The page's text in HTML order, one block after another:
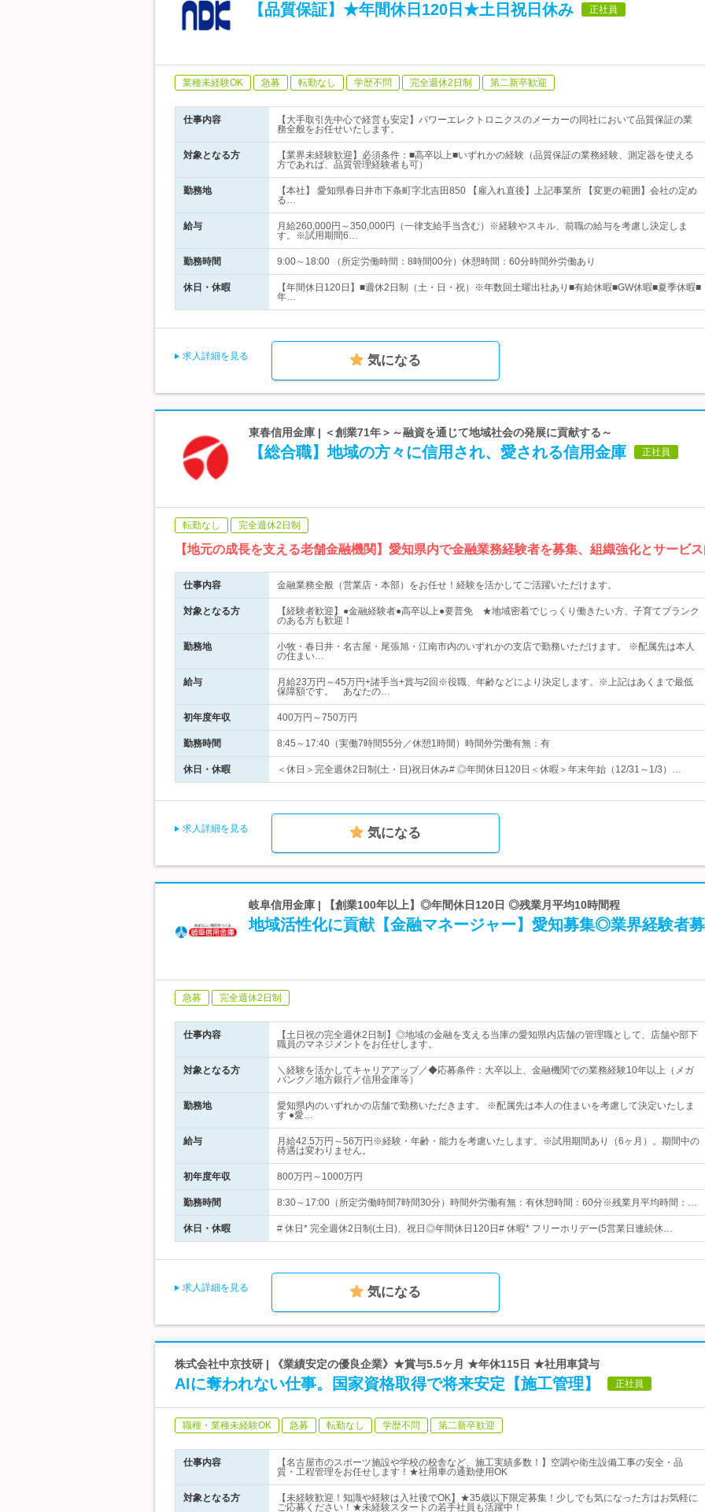
【品質保証】★年間休日120日★土日祝日休み 正社員
業種未経験OK 急募 転勤なし 学歴不問 完全週休2日制 第二新卒歓迎
仕事内容
【大手取引先中心で経営も安定】パワーエレクトロニクスのメーカーの同社において品質保証の業
務全般をお任せいたします。
対象となる方
【業界未経験歓迎】必須条件：■高卒以上■いずれかの経験（品質保証の業務経験、測定器を使える
方であれば、品質管理経験者も可）
勤務地
【本社】 愛知県春日井市下条町字北吉田850 【雇入れ直後】上記事業所 【変更の範囲】会社の定め
る…
給与
月給260,000円～350,000円（一律支給手当含む）※経験やスキル、前職の給与を考慮し決定しま
す。※試用期間6…
勤務時間 9:00～18:00 （所定労働時間：8時間00分）休憩時間：60分時間外労働あり
休日・休暇
【年間休日120日】■週休2日制（土・日・祝）※年数回土曜出社あり■有給休暇■GW休暇■夏季休暇■
年…
求人詳細を見る 気になる
東春信用金庫 | ＜創業71年＞～融資を通じて地域社会の発展に貢献する～
【総合職】地域の方々に信用され、愛される信用金庫 正社員
転勤なし 完全週休2日制
【地元の成長を支える老舗金融機関】愛知県内で金融業務経験者を募集、組織強化とサービ
仕事内容 金融業務全般（営業店・本部）をお任せ！経験を活かしてご活躍いただけます。
対象となる方
【経験者歓迎】●金融経験者●高卒以上●要普免 ★地域密着でじっくり働きたい方、子育てブランク
のある方も歓迎！
勤務地
小牧・春日井・名古屋・尾張旭・江南市内のいずれかの支店で勤務いただけます。 ※配属先は本人
の住まい…
給与
月給23万円～45万円+諸手当+賞与2回※役職、年齢などにより決定します。※上記はあくまで最低
保障額です。 あなたの…
初年度年収 400万円～750万円
勤務時間 8:45～17:40（実働7時間55分／休憩1時間）時間外労働有無：有
休日・休暇 ＜休日＞完全週休2日制(土・日)祝日休み# ◎年間休日120日＜休暇＞年末年始（12/31～1/3）…
求人詳細を見る 気になる
岐阜信用金庫 | 【創業100年以上】◎年間休日120日 ◎残業月平均10時間程
地域活性化に貢献【金融マネージャー】愛知募集◎業界経験者
急募 完全週休2日制
仕事内容
【土日祝の完全週休2日制】◎地域の金融を支える当庫の愛知県内店舗の管理職として、店舗や部下
職員のマネジメントをお任せします。
対象となる方
＼経験を活かしてキャリアアップ／◆応募条件：大卒以上、金融機関での業務経験10年以上（メガ
バンク／地方銀行／信用金庫等）
勤務地
愛知県内のいずれかの店舗で勤務いただきます。 ※配属先は本人の住まいを考慮して決定いたしま
す ●愛…
給与
月給42.5万円～56万円※経験・年齢・能力を考慮いたします。※試用期間あり（6ヶ月）。期間中の
待遇は変わりません。
初年度年収 800万円～1000万円
勤務時間 8:30～17:00（所定労働時間7時間30分）時間外労働有無：有休憩時間：60分※残業月平均時間：…
休日・休暇 # 休日* 完全週休2日制(土日)、祝日◎年間休日120日# 休暇* フリーホリデー(5営業日連続休…
求人詳細を見る 気になる
株式会社中京技研 | 《業績安定の優良企業》★賞与5.5ヶ月 ★年休115日 ★社用車貸与
AIに奪われない仕事。国家資格取得で将来安定【施工管理】 正社員
職種・業種未経験OK 急募 転勤なし 学歴不問 第二新卒歓迎
仕事内容
【名古屋市のスポーツ施設や学校の校舎など、施工実績多数！】空調や衛生設備工事の安全・品
質・工程管理をお任せします！★社用車の通勤使用OK
対象となる方
【未経験歓迎！知識や経験は入社後でOK】★35歳以下限定募集！少しでも気になった方はお気軽に
ご応募ください！★未経験スタートの若手社員も活躍中！